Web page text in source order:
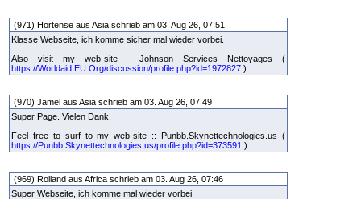
(971) Hortense aus Asia schrieb am 03. Aug 26, 07:51
Klasse Webseite, ich komme sicher mal wieder vorbei.
Also visit my web-site - Johnson Services Nettoyages (
https://Worldaid.EU.Org/discussion/profile.php?id=1972827 )
(970) Jamel aus Asia schrieb am 03. Aug 26, 07:49
Super Page. Vielen Dank.
Feel free to surf to my web-site :: Punbb.Skynettechnologies.us (
https://Punbb.Skynettechnologies.us/profile.php?id=373591 )
(969) Rolland aus Africa schrieb am 03. Aug 26, 07:46
Super Webseite, ich komme mal wieder vorbei.